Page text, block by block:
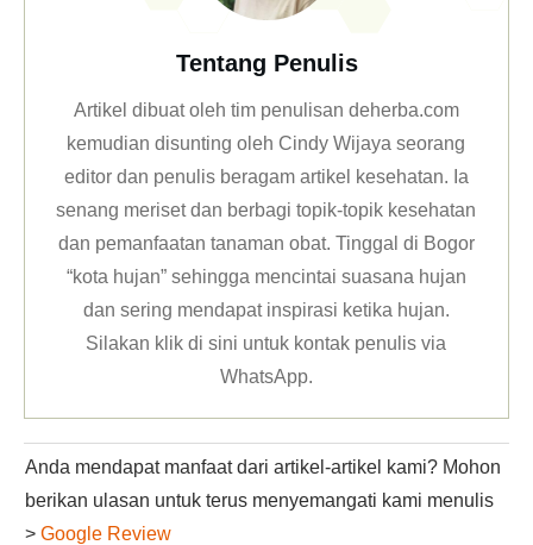
Tentang Penulis
Artikel dibuat oleh tim penulisan deherba.com
kemudian disunting oleh Cindy Wijaya seorang
editor dan penulis beragam artikel kesehatan. Ia
senang meriset dan berbagi topik-topik kesehatan
dan pemanfaatan tanaman obat. Tinggal di Bogor
“kota hujan” sehingga mencintai suasana hujan
dan sering mendapat inspirasi ketika hujan.
Silakan klikdi sini untuk kontak penulis via
WhatsApp.
Anda mendapat manfaat dari artikel-artikel kami? Mohon
berikan ulasan untuk terus menyemangati kami menulis
> Google Review